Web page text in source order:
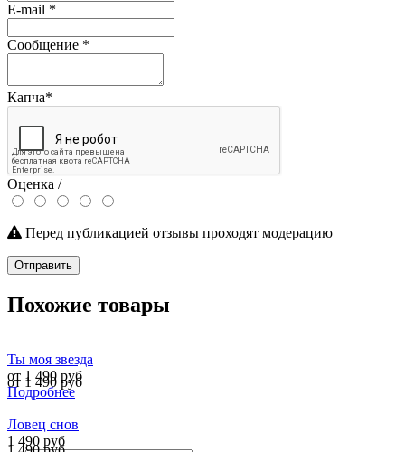
E-mail *
Сообщение *
Капча*
Оценка /
Перед публикацией отзывы проходят модерацию
Отправить
Похожие товары
Ты моя звезда
от 1 490 руб
от 1 490 руб
Подробнее
Ловец снов
1 490 руб